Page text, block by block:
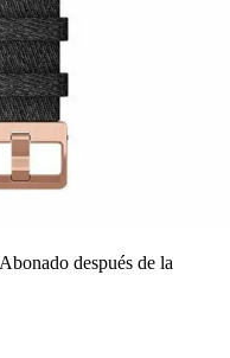
Abonado después de la